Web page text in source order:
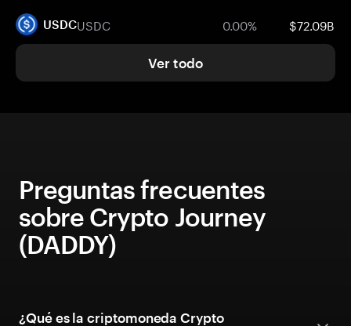
USDCUSDC 0.00% $72.09B
Ver todo
Preguntas frecuentes
sobre Crypto Journey
(DADDY)
¿Qué es la criptomoneda Crypto